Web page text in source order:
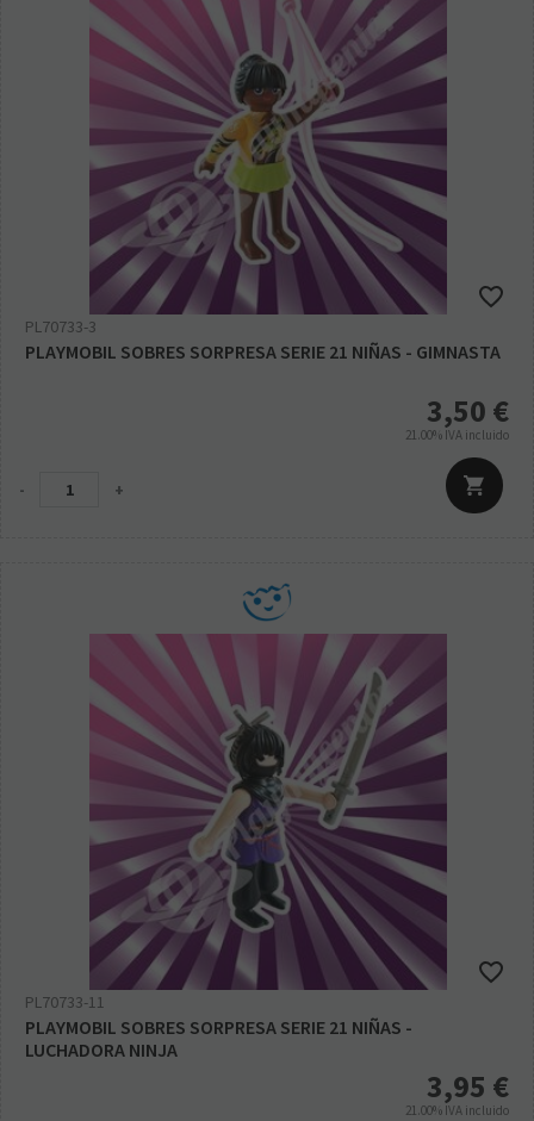
PL70733-3
PLAYMOBIL SOBRES SORPRESA SERIE 21 NIÑAS - GIMNASTA
3,50 €
21.00% IVA incluido
- +
PL70733-11
PLAYMOBIL SOBRES SORPRESA SERIE 21 NIÑAS -
LUCHADORA NINJA
3,95 €
21.00% IVA incluido